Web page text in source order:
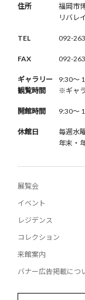
住所
福岡市
リバレ
TEL 092-
FAX 092-
ギャラリー
観覧時間
9:30〜
※ギャ
開館時間 9:30〜
休館日
毎週水
年末・
展覧会
イベント
レジデンス
コレクション
来館案内
バナー広告掲載につ